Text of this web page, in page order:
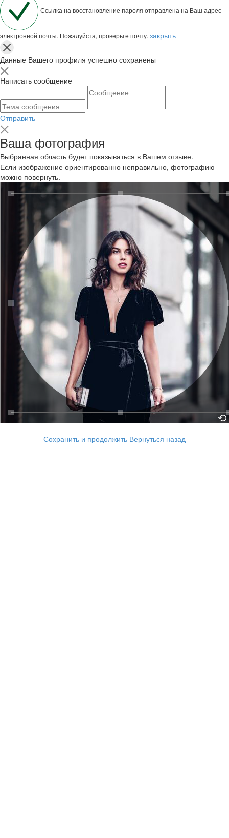
Ссылка на восстановление пароля отправлена на Ваш адрес
электронной почты. Пожалуйста, проверьте почту. закрыть
Данные Вашего профиля успешно сохранены
Написать сообщение
Отправить
Ваша фотография
Выбранная область будет показываться в Вашем отзыве.
Если изображение ориентированно неправильно, фотографию
можно повернуть.
Сохранить и продолжить Вернуться назад